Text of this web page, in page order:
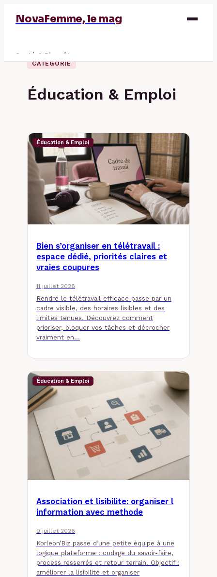
NovaFemme, le mag
Santé & Bien-être
Éducation & Emploi
CATÉGORIE
Éducation & Emploi
Éducation & Emploi
Bien s’organiser en télétravail :
espace dédié, priorités claires et
vraies coupures
11 juillet 2026
Rendre le télétravail efficace passe par un
cadre visible, des horaires lisibles et des
limites tenues. Découvrez comment
prioriser, bloquer vos tâches et décrocher
vraiment en…
Éducation & Emploi
Association et lisibilite: organiser l
information avec methode
9 juillet 2026
Korleon’Biz passe d’une petite équipe à une
logique plateforme : codage du savoir-faire,
process resserrés et retour terrain. Objectif :
améliorer la lisibilité et organiser